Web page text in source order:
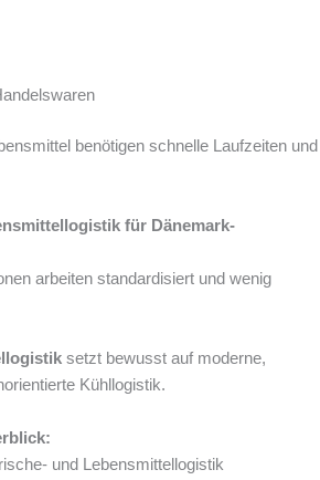
benötigen schnelle Laufzeiten und
für Dänemark-
arbeiten standardisiert und wenig
setzt bewusst auf moderne,
Kühllogistik.
und Lebensmittellogistik